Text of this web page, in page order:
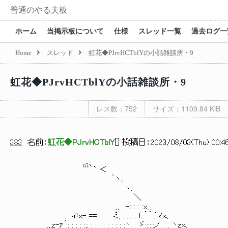
普通のやる夫板
ホーム 当掲示板について 仕様 スレッド一覧 過去ログ
Home スレッド 虹花◆PJrvHCTblYの小話雑談所・9
虹花◆PJrvHCTblYの小話雑談所・9
レス数：752 サイズ：1109.84 KiB
383 名前： 虹花◆PJrvHCTblY[ ] 投稿日： 2023/08/03(Thu)
ﾞﾞﾞ｀` ＜
｀ヽ、
ヽ、
＼
_,, . -: : : :x__
ィ!x- ==: : : : ミ, . . . ..f::｀´::ﾞﾏｘ、
_ ..,,z-ｧ´: : : : :,: : : : : : : : : :ヽ ゞ::::::ノ. .